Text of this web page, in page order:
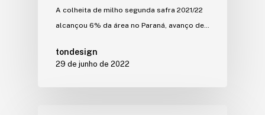
A colheita de milho segunda safra 2021/22
alcançou 6% da área no Paraná, avanço de…
tondesign
29 de junho de 2022